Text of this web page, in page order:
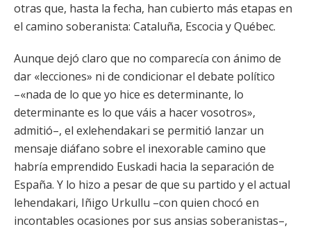
otras que, hasta la fecha, han cubierto más etapas en
el camino soberanista: Cataluña, Escocia y Québec.
Aunque dejó claro que no comparecía con ánimo de
dar «lecciones» ni de condicionar el debate político
–«nada de lo que yo hice es determinante, lo
determinante es lo que váis a hacer vosotros»,
admitió–, el exlehendakari se permitió lanzar un
mensaje diáfano sobre el inexorable camino que
habría emprendido Euskadi hacia la separación de
España. Y lo hizo a pesar de que su partido y el actual
lehendakari, Iñigo Urkullu –con quien chocó en
incontables ocasiones por sus ansias soberanistas–,